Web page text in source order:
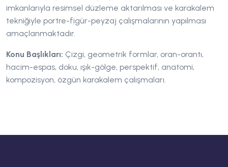
imkanlarıyla resimsel düzleme aktarılması ve karakalem
tekniğiyle portre-figür-peyzaj çalışmalarının yapılması
amaçlanmaktadır.
Konu Başlıkları: Çizgi, geometrik formlar, oran-orantı,
hacim-espas, doku, ışık-gölge, perspektif, anatomi,
kompozisyon, özgün karakalem çalışmaları.